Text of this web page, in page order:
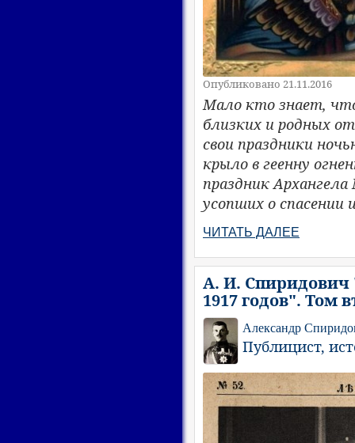
Опубликовано 21.11.2016
Мало кто знает,
близких и родных
свои праздники
крыло в геенну
праздник
усопших о спасении
ЧИТАТЬ ДАЛЕЕ
А. И. Спиридович
1917 годов". Том
Александр
Публицист,